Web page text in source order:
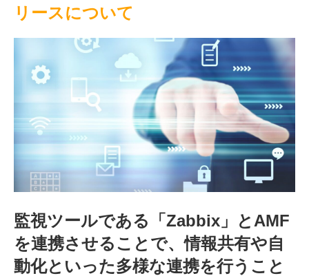
リースについて
監視ツールである「Zabbix」とAMF
を連携させることで、情報共有や自
動化といった多様な連携を行うこと